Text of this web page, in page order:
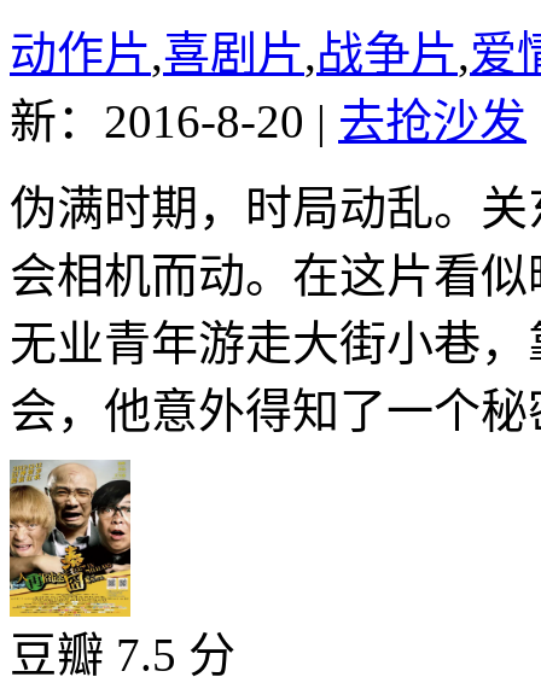
动作片,喜剧片,战争片,爱
新：2016-8-20 | 去抢沙发
伪满时期，时局动乱。
会相机而动。在这片看
无业青年游走大街小巷
会，他意外得知了一个
豆瓣 7.5 分